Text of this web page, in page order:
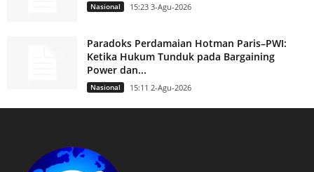
Nasional 15:23 3-Agu-2026
Paradoks Perdamaian Hotman Paris–PWI:
Ketika Hukum Tunduk pada Bargaining
Power dan...
Nasional 15:11 2-Agu-2026